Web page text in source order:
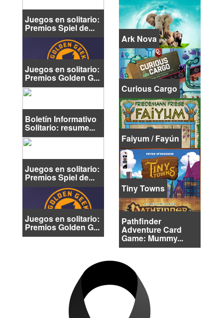
Juegos en solitario:
Premios Spiel de...
Juegos en solitario:
Premios Golden G...
Boletín Informativo
Solitario: resume...
Juegos en solitario:
Premios Spiel de...
Juegos en solitario:
Premios Golden G...
Ark Nova
Curious Cargo
Faiyum / Fayún
Tiny Towns
Pathfinder
Adventure Card
Game: Mummy...